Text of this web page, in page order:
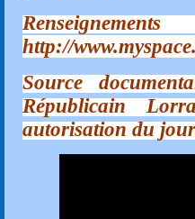
http://
Source
Républicain
autorisation du